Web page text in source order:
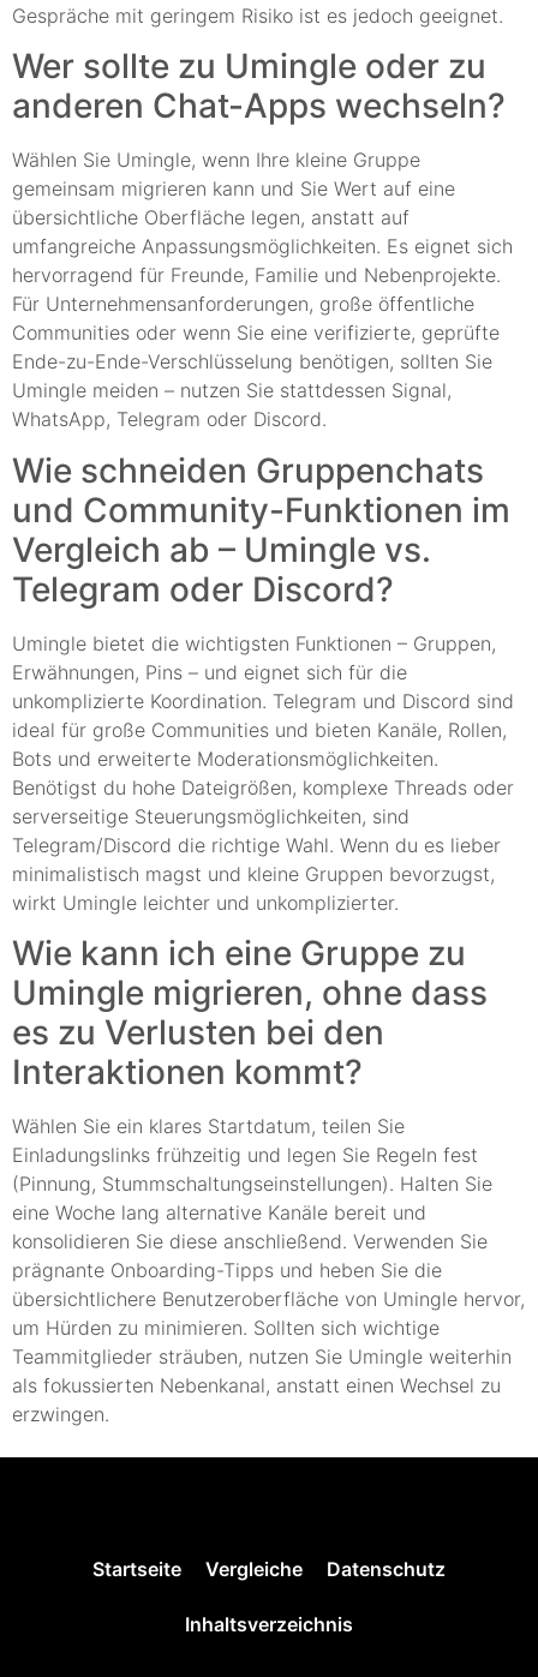
Gespräche mit geringem Risiko ist es jedoch geeignet.
Wer sollte zu Umingle oder zu
anderen Chat-Apps wechseln?
Wählen Sie Umingle, wenn Ihre kleine Gruppe
gemeinsam migrieren kann und Sie Wert auf eine
übersichtliche Oberfläche legen, anstatt auf
umfangreiche Anpassungsmöglichkeiten. Es eignet sich
hervorragend für Freunde, Familie und Nebenprojekte.
Für Unternehmensanforderungen, große öffentliche
Communities oder wenn Sie eine verifizierte, geprüfte
Ende-zu-Ende-Verschlüsselung benötigen, sollten Sie
Umingle meiden – nutzen Sie stattdessen Signal,
WhatsApp, Telegram oder Discord.
Wie schneiden Gruppenchats
und Community-Funktionen im
Vergleich ab – Umingle vs.
Telegram oder Discord?
Umingle bietet die wichtigsten Funktionen – Gruppen,
Erwähnungen, Pins – und eignet sich für die
unkomplizierte Koordination. Telegram und Discord sind
ideal für große Communities und bieten Kanäle, Rollen,
Bots und erweiterte Moderationsmöglichkeiten.
Benötigst du hohe Dateigrößen, komplexe Threads oder
serverseitige Steuerungsmöglichkeiten, sind
Telegram/Discord die richtige Wahl. Wenn du es lieber
minimalistisch magst und kleine Gruppen bevorzugst,
wirkt Umingle leichter und unkomplizierter.
Wie kann ich eine Gruppe zu
Umingle migrieren, ohne dass
es zu Verlusten bei den
Interaktionen kommt?
Wählen Sie ein klares Startdatum, teilen Sie
Einladungslinks frühzeitig und legen Sie Regeln fest
(Pinnung, Stummschaltungseinstellungen). Halten Sie
eine Woche lang alternative Kanäle bereit und
konsolidieren Sie diese anschließend. Verwenden Sie
prägnante Onboarding-Tipps und heben Sie die
übersichtlichere Benutzeroberfläche von Umingle hervor,
um Hürden zu minimieren. Sollten sich wichtige
Teammitglieder sträuben, nutzen Sie Umingle weiterhin
als fokussierten Nebenkanal, anstatt einen Wechsel zu
erzwingen.
Startseite Vergleiche Datenschutz
Inhaltsverzeichnis